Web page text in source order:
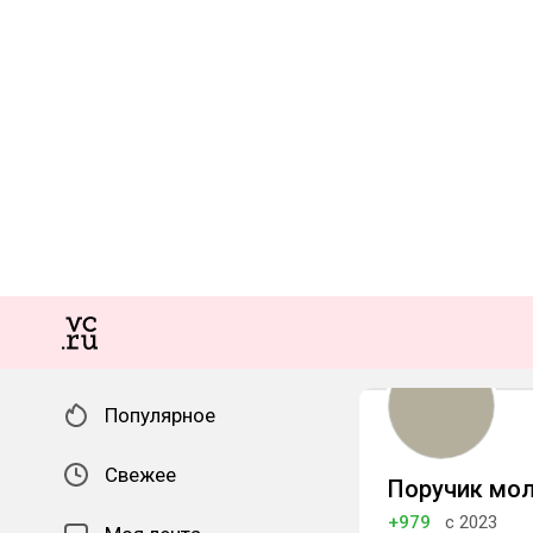
Популярное
Свежее Поручик
+979
с 2023